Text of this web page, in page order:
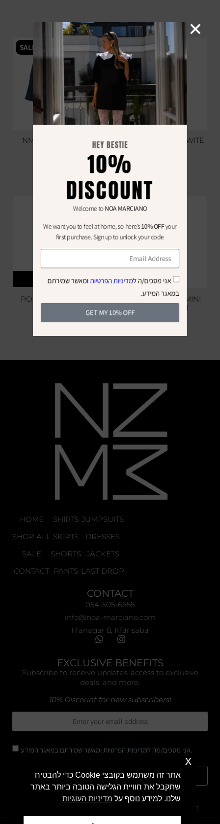
YOU MAY ALSO LIKE
SALE
OVERISIZE PANTS WITE
SALE
NM.01 SWEATPANTS
SALE
TWIST SHOLDER MINI
DRESS CREAM
₪349₪249
SOLD OUT
POLO ZIP JUMPSUIT
HOME
SHOP ALL
SALE
CONTACT
SHIRTS
SKIRTS
SHORTS
PANTS
JUMPSUITS
DRESSES
JACKETS
LAST DROP
CONTACT
054-505-6655
info@noa-marciano.com
H'anagar 8, Kfar saba
EXCLUSIVE BENEFITS
Subscribe to receive updates, access to exclusive
deals, and more.
10% Discount for new subscribers!
אני מסכים/מה למדיניות הפרטיות ומאשר שמירתם במאגר המידע.
Subscribe
מדיניות החלפת / החזרת מוצרים
אתר זה משתמש בקובצי Cookie כדי להבטיח
שתקבל את חוויית הגלישה הטובה ביותר באתר
שלנו. למידע נוסף על מדיניות העוגיות
x
HEY BESTIE
10%
DISCOUNT
Welcome toNOA MARCIANO
We want you to feel at home, so here’s10% OFFyour
first purchase. Sign up to unlock your code
אני מסכים/ה למדיניות הפרטיותומאשר שמירתם
במאגר המידע.
GET MY 10% OFF